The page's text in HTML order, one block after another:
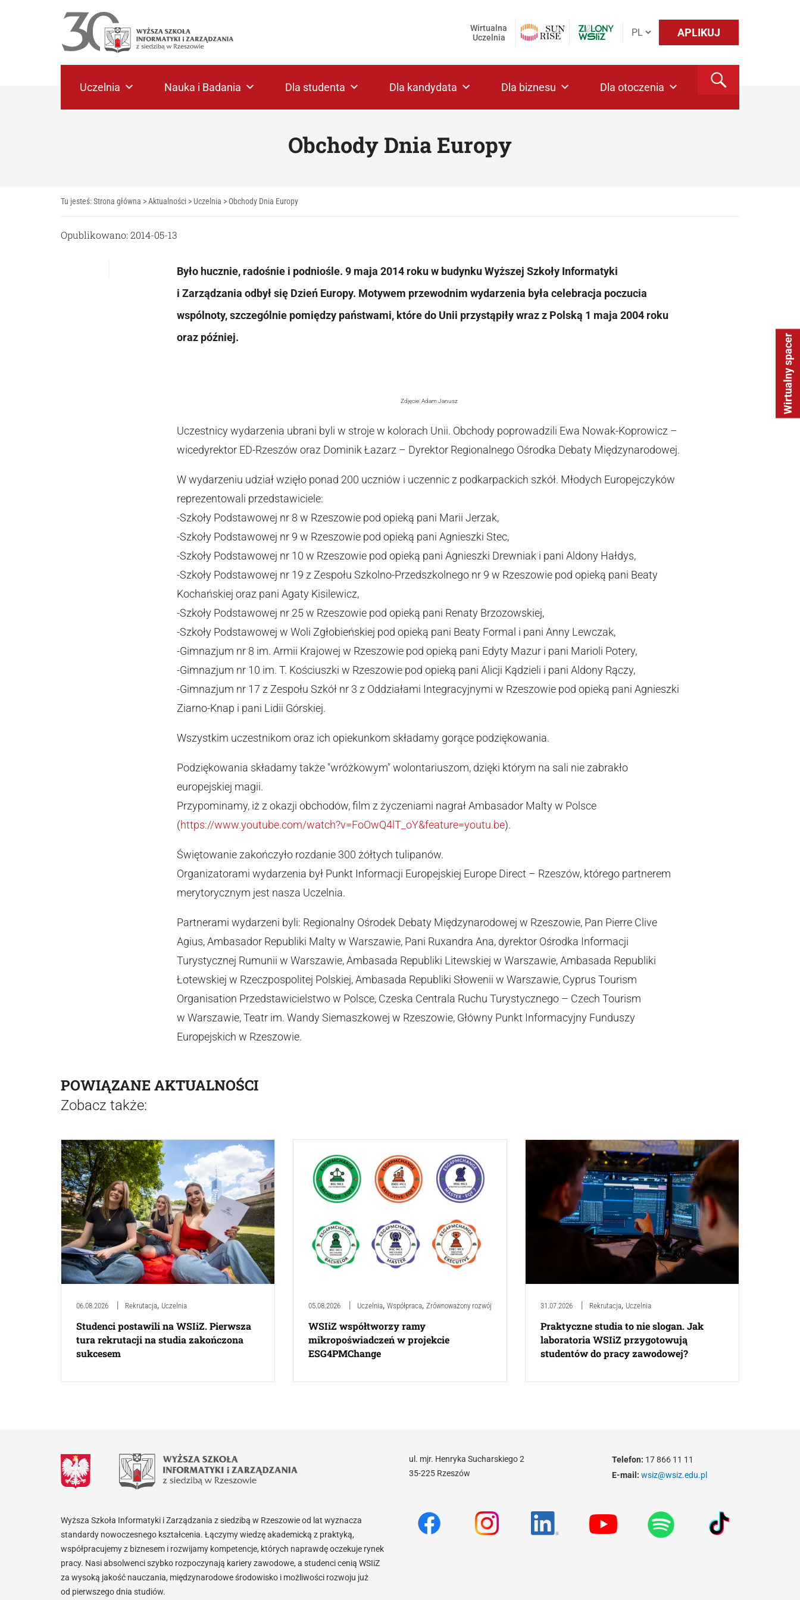
Wirtualny spacer
APLIKUJ
Wirtualna
Uczelnia
Uczelnia Nauka i Badania Dla studenta Dla kandydata Dla biznesu Dla otoczenia
Obchody Dnia Europy
Tu jesteś:Strona główna >Aktualności > Uczelnia > Obchody Dnia Europy
Opublikowano: 2014-05-13
Było hucznie, radośnie i podniośle. 9 maja 2014 roku w budynku Wyższej Szkoły Informatyki
i Zarządzania odbył się Dzień Europy. Motywem przewodnim wydarzenia była celebracja poczucia
wspólnoty, szczególnie pomiędzy państwami, które do Unii przystąpiły wraz z Polską 1 maja 2004 roku
oraz później.
Zdjęcie: Adam Janusz
Uczestnicy wydarzenia ubrani byli w stroje w kolorach Unii. Obchody poprowadzili Ewa Nowak-Koprowicz –
wicedyrektor ED-Rzeszów oraz Dominik Łazarz – Dyrektor Regionalnego Ośrodka Debaty Międzynarodowej.
W wydarzeniu udział wzięło ponad 200 uczniów i uczennic z podkarpackich szkół. Młodych Europejczyków
reprezentowali przedstawiciele:
-Szkoły Podstawowej nr 8 w Rzeszowie pod opieką pani Marii Jerzak,
-Szkoły Podstawowej nr 9 w Rzeszowie pod opieką pani Agnieszki Stec,
-Szkoły Podstawowej nr 10 w Rzeszowie pod opieką pani Agnieszki Drewniak i pani Aldony Hałdys,
-Szkoły Podstawowej nr 19 z Zespołu Szkolno-Przedszkolnego nr 9 w Rzeszowie pod opieką pani Beaty
Kochańskiej oraz pani Agaty Kisilewicz,
-Szkoły Podstawowej nr 25 w Rzeszowie pod opieką pani Renaty Brzozowskiej,
-Szkoły Podstawowej w Woli Zgłobieńskiej pod opieką pani Beaty Formal i pani Anny Lewczak,
-Gimnazjum nr 8 im. Armii Krajowej w Rzeszowie pod opieką pani Edyty Mazur i pani Marioli Potery,
-Gimnazjum nr 10 im. T. Kościuszki w Rzeszowie pod opieką pani Alicji Kądzieli i pani Aldony Rączy,
-Gimnazjum nr 17 z Zespołu Szkół nr 3 z Oddziałami Integracyjnymi w Rzeszowie pod opieką pani Agnieszki
Ziarno-Knap i pani Lidii Górskiej.
Wszystkim uczestnikom oraz ich opiekunkom składamy gorące podziękowania.
Podziękowania składamy także "wróżkowym" wolontariuszom, dzięki którym na sali nie zabrakło
europejskiej magii.
Przypominamy, iż z okazji obchodów, film z życzeniami nagrał Ambasador Malty w Polsce
(https://www.youtube.com/watch?v=FoOwQ4lT_oY&feature=youtu.be).
Świętowanie zakończyło rozdanie 300 żółtych tulipanów.
Organizatorami wydarzenia był Punkt Informacji Europejskiej Europe Direct – Rzeszów, którego partnerem
merytorycznym jest nasza Uczelnia.
Partnerami wydarzeni byli: Regionalny Ośrodek Debaty Międzynarodowej w Rzeszowie, Pan Pierre Clive
Agius, Ambasador Republiki Malty w Warszawie, Pani Ruxandra Ana, dyrektor Ośrodka Informacji
Turystycznej Rumunii w Warszawie, Ambasada Republiki Litewskiej w Warszawie, Ambasada Republiki
Łotewskiej w Rzeczpospolitej Polskiej, Ambasada Republiki Słowenii w Warszawie, Cyprus Tourism
Organisation Przedstawicielstwo w Polsce, Czeska Centrala Ruchu Turystycznego – Czech Tourism
w Warszawie, Teatr im. Wandy Siemaszkowej w Rzeszowie, Główny Punkt Informacyjny Funduszy
Europejskich w Rzeszowie.
POWIĄZANE AKTUALNOŚCI
Zobacz także:
06.08.2026 Rekrutacja, Uczelnia
Studenci postawili na WSIiZ. Pierwsza
tura rekrutacji na studia zakończona
sukcesem
05.08.2026 Uczelnia, Współpraca, Zrównoważony rozwój
WSIiZ współtworzy ramy
mikropoświadczeń w projekcie
ESG4PMChange
31.07.2026 Rekrutacja, Uczelnia
Praktyczne studia to nie slogan. Jak
laboratoria WSIiZ przygotowują
studentów do pracy zawodowej?
Wyższa Szkoła Informatyki i Zarządzania z siedzibą w Rzeszowie od lat wyznacza
standardy nowoczesnego kształcenia. Łączymy wiedzę akademicką z praktyką,
współpracujemy z biznesem i rozwijamy kompetencje, których naprawdę oczekuje rynek
pracy. Nasi absolwenci szybko rozpoczynają kariery zawodowe, a studenci cenią WSIiZ
za wysoką jakość nauczania, międzynarodowe środowisko i możliwości rozwoju już
od pierwszego dnia studiów.
ul. mjr. Henryka Sucharskiego 2
35-225 Rzeszów
Telefon: 17 866 11 11
E-mail: wsiz@wsiz.edu.pl